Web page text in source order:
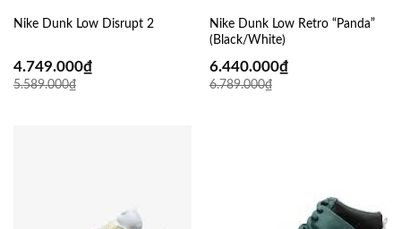
Nike Dunk Low Disrupt 2
5.589.000₫
4.749.000₫
Nike Dunk Low Retro “Panda”
(Black/White)
6.789.000₫
6.440.000₫